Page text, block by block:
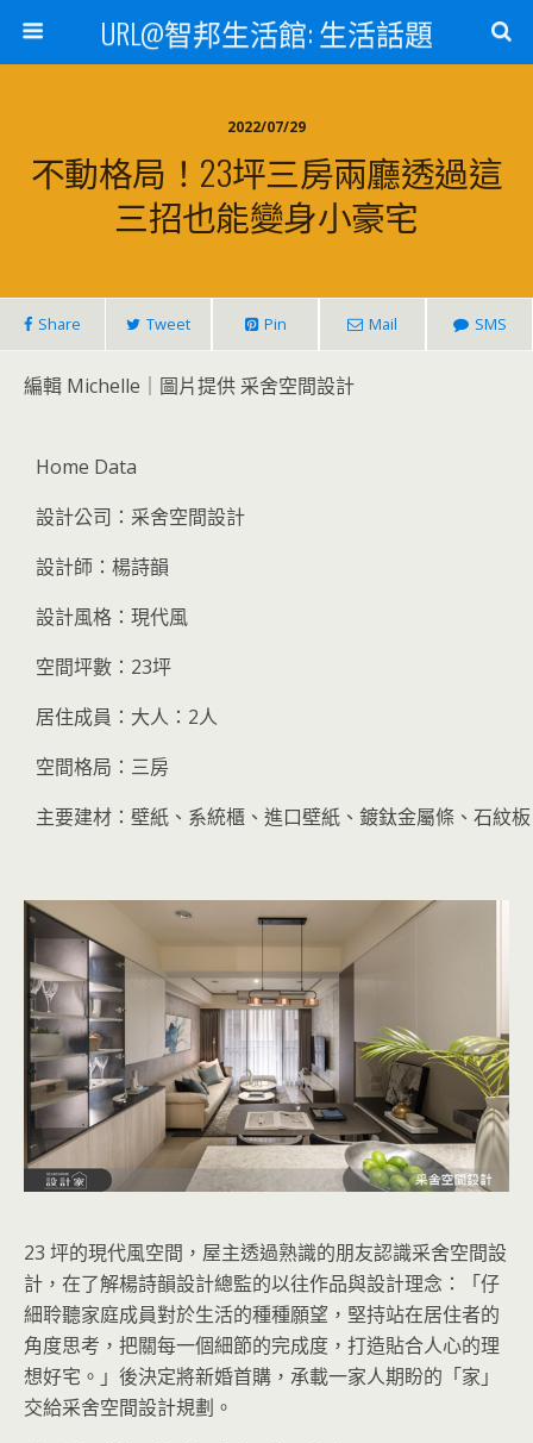
URL@智邦生活館: 生活話題
2022/07/29
不動格局！23坪三房兩廳透過這
三招也能變身小豪宅
Share Tweet Pin Mail SMS
編輯 Michelle｜圖片提供 采舍空間設計
Home Data
設計公司：采舍空間設計
設計師：楊詩韻
設計風格：現代風
空間坪數：23坪
居住成員：大人：2人
空間格局：三房
主要建材：壁紙、系統櫃、進口壁紙、鍍鈦金屬條、石紋板
23 坪的現代風空間，屋主透過熟識的朋友認識采舍空間設
計，在了解楊詩韻設計總監的以往作品與設計理念：「仔
細聆聽家庭成員對於生活的種種願望，堅持站在居住者的
角度思考，把關每一個細節的完成度，打造貼合人心的理
想好宅。」後決定將新婚首購，承載一家人期盼的「家」
交給采舍空間設計規劃。